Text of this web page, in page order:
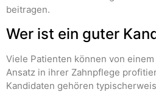
beitragen.
Wer ist ein guter
Viele Patienten können von
Ansatz in ihrer Zahnpflege
Kandidaten gehören